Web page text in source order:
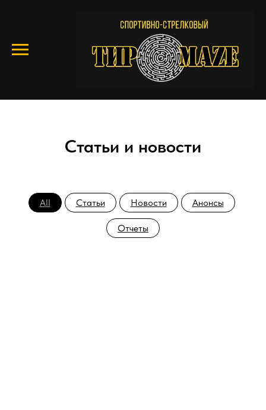
Статьи и новости
All Статьи Новости Анонсы
Отчеты